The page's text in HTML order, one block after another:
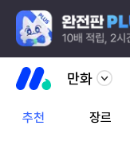
만화
추천 장르